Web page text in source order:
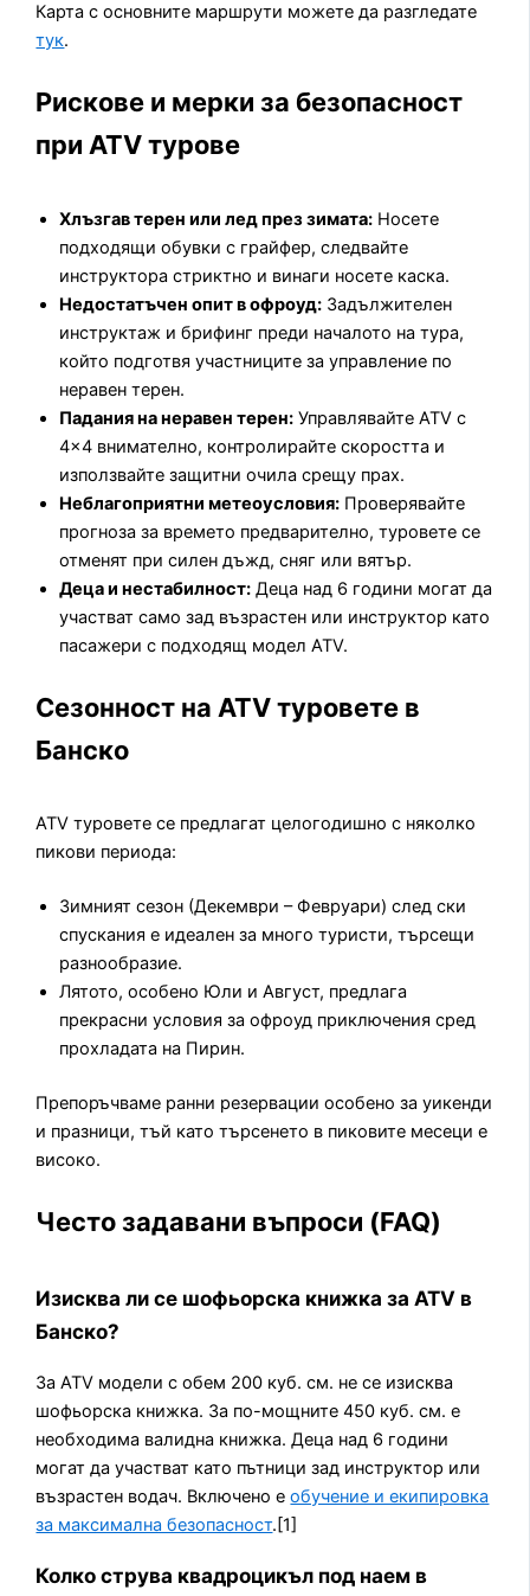
Карта с основните маршрути можете да разгледате
тук.
Рискове и мерки за безопасност
при ATV турове
Хлъзгав терен или лед през зимата: Носете
подходящи обувки с грайфер, следвайте
инструктора стриктно и винаги носете каска.
Недостатъчен опит в офроуд: Задължителен
инструктаж и брифинг преди началото на тура,
който подготвя участниците за управление по
неравен терен.
Падания на неравен терен: Управлявайте ATV с
4×4 внимателно, контролирайте скоростта и
използвайте защитни очила срещу прах.
Неблагоприятни метеоусловия: Проверявайте
прогноза за времето предварително, туровете се
отменят при силен дъжд, сняг или вятър.
Деца и нестабилност: Деца над 6 години могат да
участват само зад възрастен или инструктор като
пасажери с подходящ модел ATV.
Сезонност на ATV туровете в
Банско
ATV туровете се предлагат целогодишно с няколко
пикови периода:
Зимният сезон (Декември – Февруари) след ски
спускания е идеален за много туристи, търсещи
разнообразие.
Лятото, особено Юли и Август, предлага
прекрасни условия за офроуд приключения сред
прохладата на Пирин.
Препоръчваме ранни резервации особено за уикенди
и празници, тъй като търсенето в пиковите месеци е
високо.
Често задавани въпроси (FAQ)
Изисква ли се шофьорска книжка за ATV в
Банско?
За ATV модели с обем 200 куб. см. не се изисква
шофьорска книжка. За по-мощните 450 куб. см. е
необходима валидна книжка. Деца над 6 години
могат да участват като пътници зад инструктор или
възрастен водач. Включено еобучение и екипировка
за максимална безопасност.[1]
Колко струва квадроцикъл под наем в